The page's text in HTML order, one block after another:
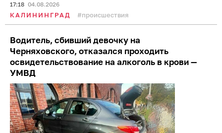
17:18 04.08.2026
КАЛИНИНГРАД происшествия
Водитель, сбивший девочку на
Черняховского, отказался проходить
освидетельствование на алкоголь в крови —
УМВД